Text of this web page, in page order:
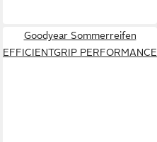
Goodyear Sommerreifen
EFFICIENTGRIP PERFORMANCE